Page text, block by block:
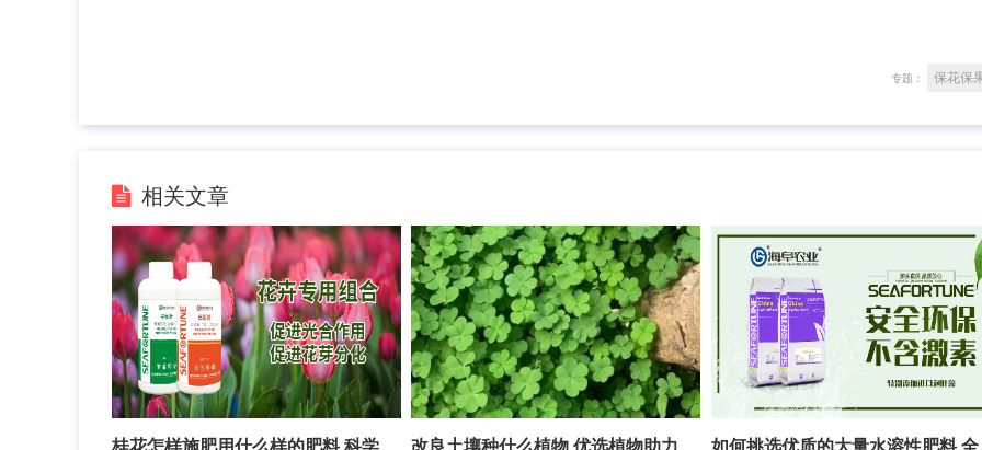
专题： 保花保
相关文章
桂花怎样施肥用什么样的肥料 科学
改良土壤种什么植物 优选植物助力
如何挑选优质的大量水溶性肥料 全